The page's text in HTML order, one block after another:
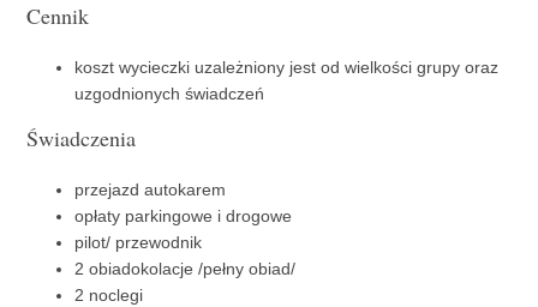
Cennik
koszt wycieczki uzależniony jest od wielkości grupy oraz
uzgodnionych świadczeń
Świadczenia
przejazd autokarem
opłaty parkingowe i drogowe
pilot/ przewodnik
2 obiadokolacje /pełny obiad/
2 noclegi